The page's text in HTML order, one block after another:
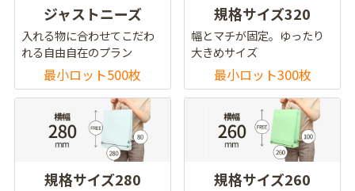
ジャストニーズ
入れる物に合わせてこだわ
れる自由自在のプラン
最小ロット500枚
規格サイズ320
幅とマチが固定。ゆったり
大きめサイズ
最小ロット300枚
規格サイズ280 規格サイズ260